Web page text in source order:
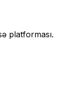
platforması.